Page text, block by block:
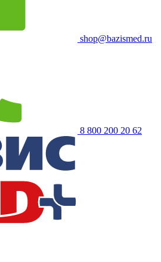
shop@bazismed.ru
8 800 200 20 62